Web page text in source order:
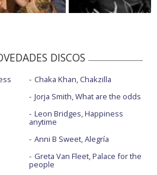
DISCOS
Chaka Khan, Chakzilla
Jorja Smith, What are the odds
Leon Bridges, Happiness
anytime
Anni B Sweet, Alegría
Greta Van Fleet, Palace for the
people